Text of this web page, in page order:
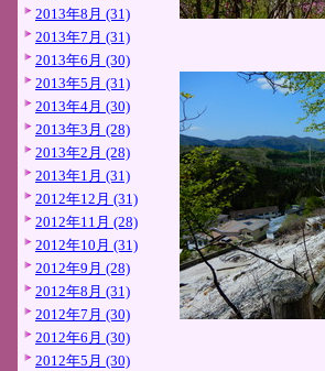
2013年8月 (31)
2013年7月 (31)
2013年6月 (30)
2013年5月 (31)
2013年4月 (30)
2013年3月 (28)
2013年2月 (28)
2013年1月 (31)
2012年12月 (31)
2012年11月 (28)
2012年10月 (31)
2012年9月 (28)
2012年8月 (31)
2012年7月 (30)
2012年6月 (30)
2012年5月 (30)